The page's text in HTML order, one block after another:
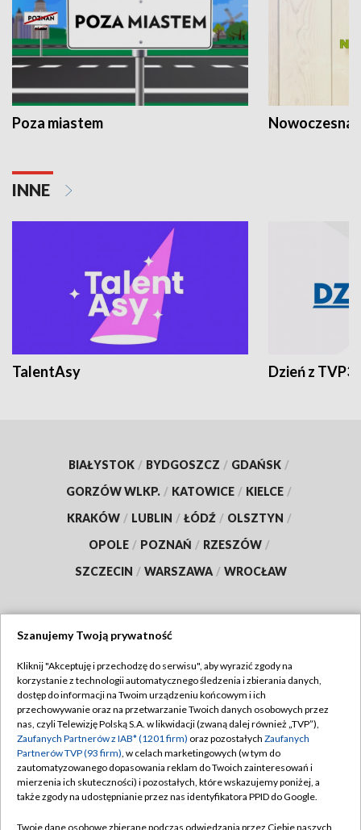
Poza miastem Nowoczesna
INNE
TalentAsy Dzień z TVP3
BIAŁYSTOK / BYDGOSZCZ / GDAŃSK /
GORZÓW WLKP. / KATOWICE / KIELCE /
KRAKÓW / LUBLIN / ŁÓDŹ / OLSZTYN /
OPOLE / POZNAŃ / RZESZÓW /
SZCZECIN / WARSZAWA / WROCŁAW
TVP
Abonament TVP
Emisja w TVP
Centrum informacji TVP
Naziemna Telewizja Cyfrowa
Regulamin TVP
Polityka prywatności
Moje zgody
Pomoc
Szanujemy Twoją prywatność
Kliknij "Akceptuję i przechodzę do serwisu", aby wyrazić zgody na
korzystanie z technologii automatycznego śledzenia i zbierania danych,
dostęp do informacji na Twoim urządzeniu końcowym i ich
przechowywanie oraz na przetwarzanie Twoich danych osobowych przez
nas, czyli Telewizję Polską S.A. w likwidacji (zwaną dalej również „TVP”),
Zaufanych Partnerów z IAB* (1201 firm) oraz pozostałych Zaufanych
Partnerów TVP (93 firm), w celach marketingowych (w tym do
zautomatyzowanego dopasowania reklam do Twoich zainteresowań i
mierzenia ich skuteczności) i pozostałych, które wskazujemy poniżej, a
także zgody na udostępnianie przez nas identyfikatora PPID do Google.
Twoje dane osobowe zbierane podczas odwiedzania przez Ciebie naszych